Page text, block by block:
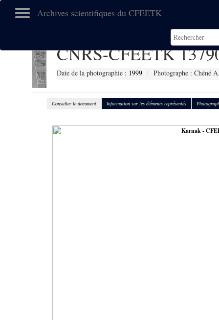
Archives scientifiques du CFEETK
CNRS-CFEETK
Date de la photographie : 1999 Photographe : Chéné
Consulter le document Information sur les éléments représentés